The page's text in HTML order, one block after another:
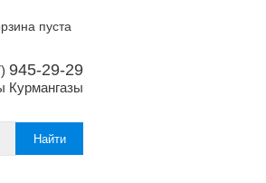
пуста
945-29-29
Курмангазы